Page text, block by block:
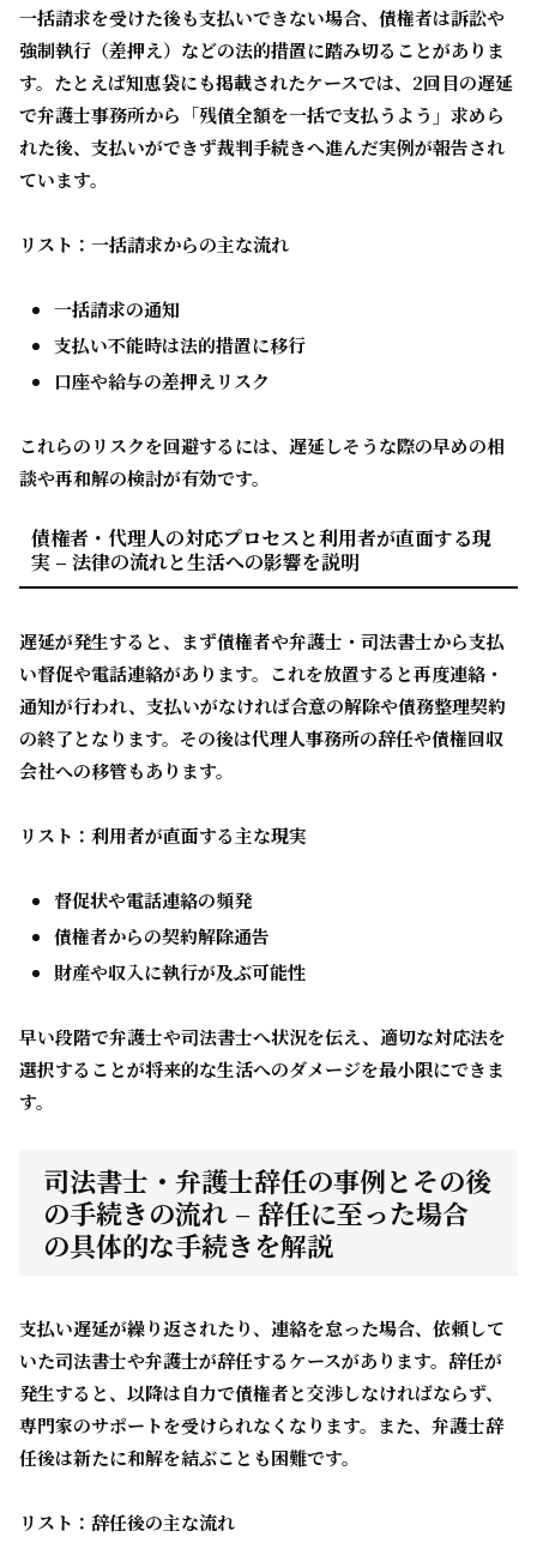
一括請求を受けた後も支払いできない場合、債権者は訴訟や
強制執行（差押え） などの法的措置に踏み切ることがありま
す。たとえば知恵袋にも掲載されたケースでは、2回目の遅延
で弁護士事務所から「残債全額を一括で支払うよう」求めら
れた後、支払いができず裁判手続きへ進んだ実例が報告され
ています。
リスト：一括請求からの主な流れ
一括請求の通知
支払い不能時は法的措置に移行
口座や給与の差押えリスク
これらのリスクを回避するには、遅延しそうな際の早めの相
談や再和解の検討が有効です。
債権者・代理人の対応プロセスと利用者が直面する現
実 – 法律の流れと生活への影響を説明
遅延が発生すると、まず債権者や弁護士・司法書士から支払
い督促や電話連絡があります。これを放置すると再度連絡・
通知が行われ、支払いがなければ合意の解除や債務整理契約
の終了となります。その後は代理人事務所の辞任や債権回収
会社への移管もあります。
リスト：利用者が直面する主な現実
督促状や電話連絡の頻発
債権者からの契約解除通告
財産や収入に執行が及ぶ可能性
早い段階で弁護士や司法書士へ状況を伝え、適切な対応法を
選択することが将来的な生活へのダメージを最小限にできま
す。
司法書士・弁護士辞任の事例とその後
の手続きの流れ – 辞任に至った場合
の具体的な手続きを解説
支払い遅延が繰り返されたり、連絡を怠った場合、依頼して
いた司法書士や弁護士が辞任するケースがあります。辞任が
発生すると、以降は自力で債権者と交渉しなければならず、
専門家のサポートを受けられなくなります。また、弁護士辞
任後は新たに和解を結ぶことも困難です。
リスト：辞任後の主な流れ